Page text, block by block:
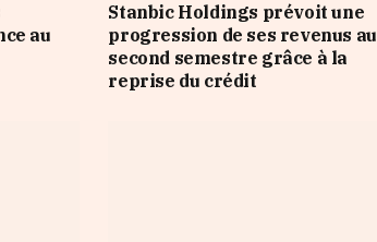
au
Stanbic Holdings prévoit une
progression de ses revenus au
second semestre grâce à la
reprise du crédit